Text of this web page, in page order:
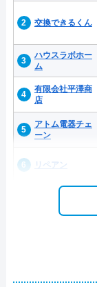
交換できるくん
ハウスラボホー
ム
有限会社平澤商
店
アトム電器チェ
ーン
リペアン